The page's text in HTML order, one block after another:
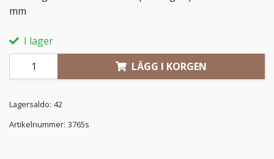
mm
I lager
LÄGG I KORGEN
Lagersaldo: 42
Artikelnummer: 3765s